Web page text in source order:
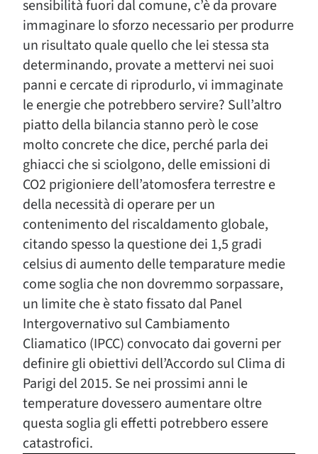
sensibilità fuori dal comune, c’è da provare
immaginare lo sforzo necessario per produrre
un risultato quale quello che lei stessa sta
determinando, provate a mettervi nei suoi
panni e cercate di riprodurlo, vi immaginate
le energie che potrebbero servire? Sull’altro
piatto della bilancia stanno però le cose
molto concrete che dice, perché parla dei
ghiacci che si sciolgono, delle emissioni di
CO2 prigioniere dell’atomosfera terrestre e
della necessità di operare per un
contenimento del riscaldamento globale,
citando spesso la questione dei 1,5 gradi
celsius di aumento delle temparature medie
come soglia che non dovremmo sorpassare,
un limite che è stato fissato dal Panel
Intergovernativo sul Cambiamento
Cliamatico (IPCC) convocato dai governi per
definire gli obiettivi dell’Accordo sul Clima di
Parigi del 2015. Se nei prossimi anni le
temperature dovessero aumentare oltre
questa soglia gli effetti potrebbero essere
catastrofici.